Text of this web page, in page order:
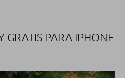
GRATIS PARA IPHONE